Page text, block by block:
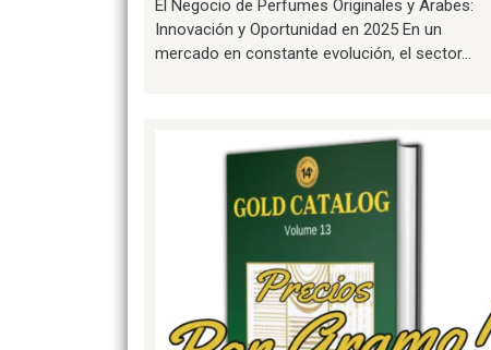
El Negocio de Perfumes Originales y Árabes:
Innovación y Oportunidad en 2025 En un
mercado en constante evolución, el sector…